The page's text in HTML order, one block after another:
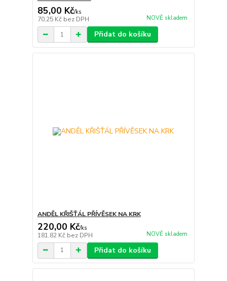
85,00 Kč/ks
70,25 Kč bez DPH NOVĚ skladem
Přidat do košíku
ANDĚL KŘIŠŤÁL PŘÍVĚSEK NA KRK
220,00 Kč/ks
181,82 Kč bez DPH NOVĚ skladem
Přidat do košíku